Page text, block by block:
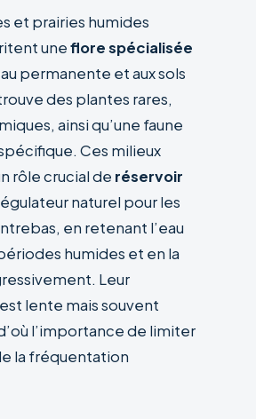
et prairies humides
uneflore spécialisée
permanente et aux sols
des plantes rares,
ainsi qu’une faune
Ces milieux
rôle crucial de réservoir
naturel pour les
en retenant l’eau
humides et en la
Leur
lente mais souvent
l’importance de limiter
la fréquentation